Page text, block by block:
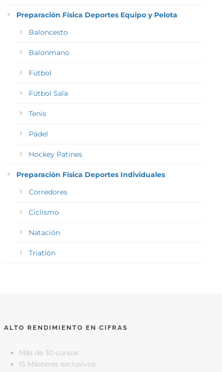
Preparación Física Deportes Equipo y Pelota
Baloncesto
Balonmano
Fútbol
Fútbol Sala
Tenis
Pádel
Hockey Patines
Preparación Física Deportes Individuales
Corredores
Ciclismo
Natación
Triatlón
ALTO RENDIMIENTO EN CIFRAS
Más de 30 cursos
15 Másteres exclusivos